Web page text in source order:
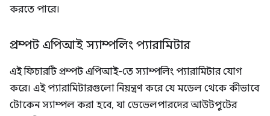
করতে পারে।
প্রম্পট এপিআই স্যাম্পলিং প্যারামিটার
এই ফিচারটি প্রম্পট এপিআই-তে স্যাম্পলিং প্যারামিটার যোগ
করে। এই প্যারামিটারগুলো নিয়ন্ত্রণ করে যে মডেল থেকে কীভাবে
টোকেন স্যাম্পল করা হবে, যা ডেভেলপারদের আউটপুটের